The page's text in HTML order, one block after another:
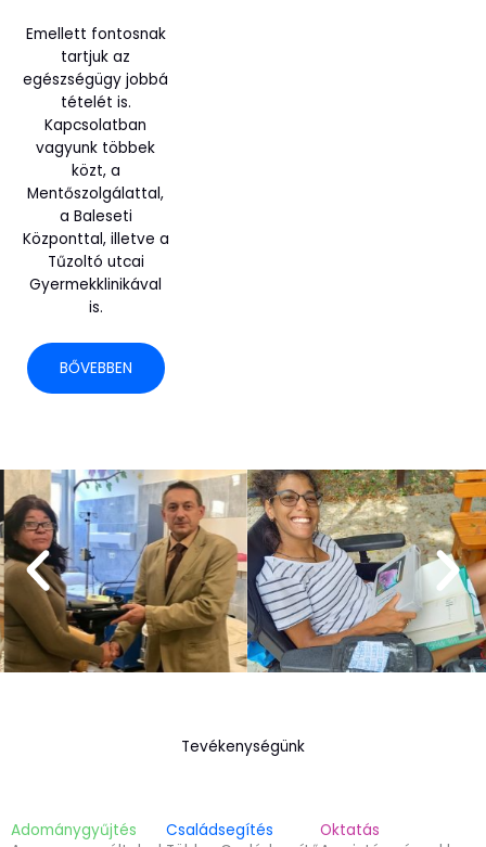
Emellett fontosnak
tartjuk az
egészségügy jobbá
tételét is.
Kapcsolatban
vagyunk többek
közt, a
Mentőszolgálattal,
a Baleseti
Központtal, illetve a
Tűzoltó utcai
Gyermekklinikával
is.
BŐVEBBEN
Tevékenységünk
Adománygyűjtés
Családsegítés
Oktatás